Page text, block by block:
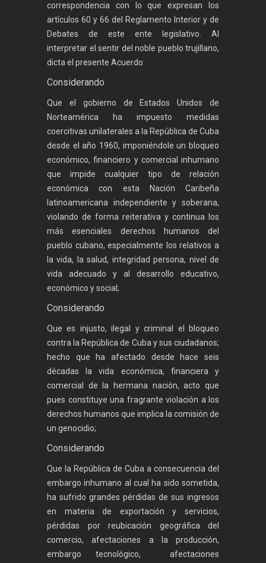
correspondencia con lo que expresan los
artículos 60 y 66 del Reglamento Interior y de
Debates de este ente legislativo. Al
interpretar el sentir del noble pueblo trujillano,
dicta el presente Acuerdo:
Considerando
Que el gobierno de Estados Unidos de
Norteamérica ha impuesto medidas
coercitivas unilaterales a la República de Cuba
desde el año 1960, imponiéndole un bloqueo
económico, financiero y comercial inhumano
que impide cualquier tipo de relación
económica con esta Nación Caribeña
latinoamericana independiente y soberana,
violando de forma reiterativa y continua los
más esenciales derechos humanos del
pueblo cubano, especialmente los relativos a
la vida, la salud, integridad persona, nivel de
vida adecuado y al desarrollo educativo,
económico y social;
Considerando
Que es injusto, ilegal y criminal el bloqueo
contra la República de Cuba y sus ciudadanos;
hecho que ha afectado desde hace seis
décadas la vida económica, financiera y
comercial de la hermana nación, acto que
pues constituye una fragrante violación a los
derechos humanos que implica la comisión de
un genocidio;
Considerando
Que la República de Cuba a consecuencia del
embargo inhumano al cual ha sido sometida,
ha sufrido grandes pérdidas de sus ingresos
en materia de exportación y servicios,
pérdidas por reubicación geográfica del
comercio, afectaciones a la producción,
embargo tecnológico, afectaciones